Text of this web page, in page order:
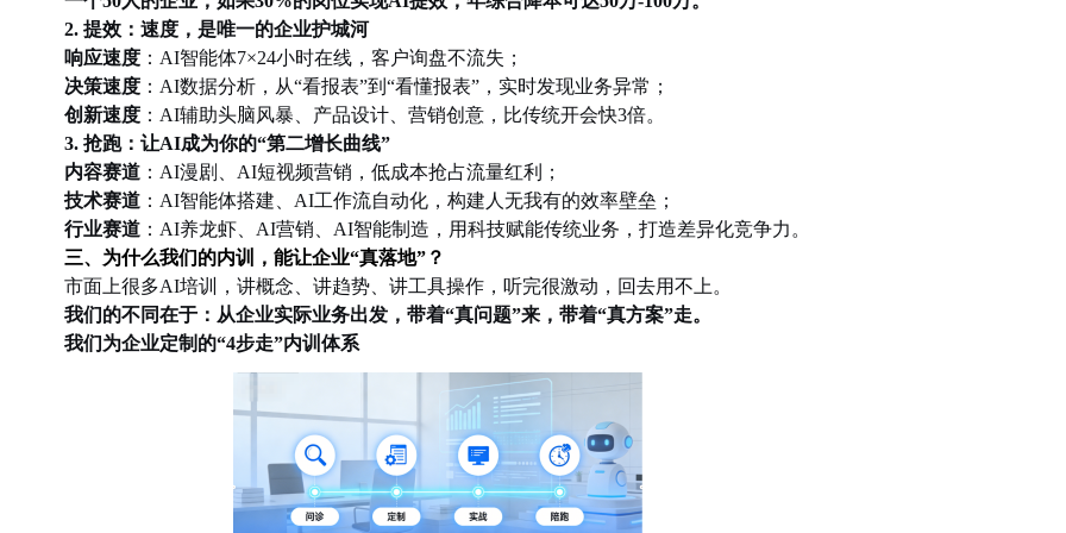
2. 提效：速度，是唯一的企业护城河
响应速度： AI智能体7×24小时在线，客户询盘不流失；
决策速度： AI数据分析，从“看报表”到“看懂报表”，实时发现业务异常；
创新速度： AI辅助头脑风暴、产品设计、营销创意，比传统开会快3倍。
3. 抢跑：让AI成为你的“第二增长曲线”
内容赛道： AI漫剧、AI短视频营销，低成本抢占流量红利；
技术赛道： AI智能体搭建、AI工作流自动化，构建人无我有的效率壁垒；
行业赛道： AI养龙虾、AI营销、AI智能制造，用科技赋能传统业务，打造差异化竞争力。
三、为什么我们的内训，能让企业“真落地”？
市面上很多AI培训，讲概念、讲趋势、讲工具操作，听完很激动，回去用不上。
我们的不同在于：从企业实际业务出发，带着“真问题”来，带着“真方案”走。
我们为企业定制的“4步走”内训体系